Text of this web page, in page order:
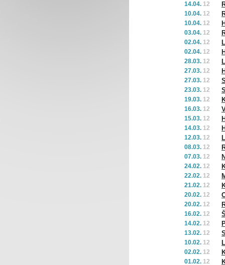
14.04. 12
10.04. 12
10.04. 12
03.04. 12
02.04. 12
02.04. 12
28.03. 12
27.03. 12
27.03. 12
23.03. 12
19.03. 12
16.03. 12
15.03. 12
14.03. 12
12.03. 12
08.03. 12
07.03. 12
24.02. 12
22.02. 12
21.02. 12
20.02. 12
20.02. 12
16.02. 12
14.02. 12
13.02. 12
10.02. 12
02.02. 12
01.02. 12